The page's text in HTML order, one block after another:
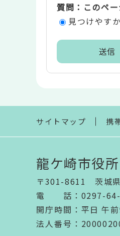
エ質問：このペ
見つけやす
ま
サイトマップ 携
龍ケ崎市役所
〒301-8611 茨城
電話 ： 0297-
開庁時間 ： 平日 午
法人番号 ：